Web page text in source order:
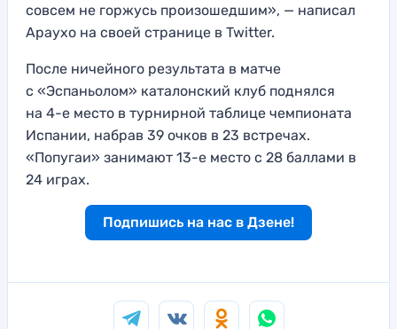
совсем не горжусь произошедшим», — написал
Араухо на своей странице в Twitter.
После ничейного результата в матче
с «Эспаньолом» каталонский клуб поднялся
на 4-е место в турнирной таблице чемпионата
Испании, набрав 39 очков в 23 встречах.
«Попугаи» занимают 13-е место с 28 баллами в
24 играх.
Подпишись на нас в Дзене!